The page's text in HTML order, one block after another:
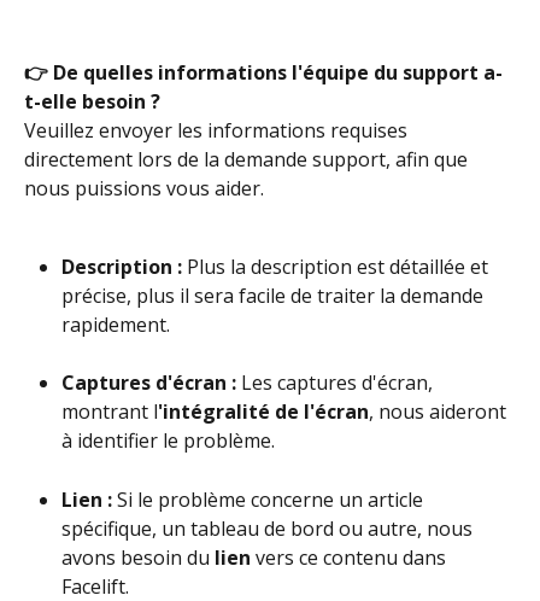
👉 De quelles informations l'équipe du support a-
t-elle besoin ?
Veuillez envoyer les informations requises
directement lors de la demande support, afin que
nous puissions vous aider.
Description : Plus la description est détaillée et
précise, plus il sera facile de traiter la demande
rapidement.
Captures d'écran : Les captures d'écran,
montrant l'intégralité de l'écran, nous aideront
à identifier le problème.
Lien : Si le problème concerne un article
spécifique, un tableau de bord ou autre, nous
avons besoin du lien vers ce contenu dans
Facelift.